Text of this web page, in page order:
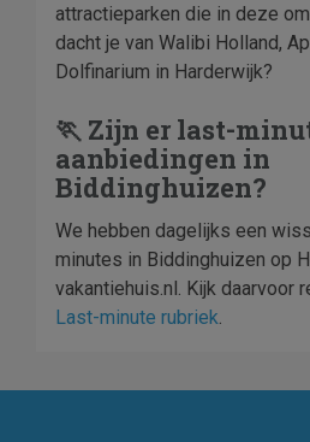
attractieparken die in deze
dacht je van Walibi Holland,
Dolfinarium in Harderwijk?
🏃 Zijn er last-
aanbiedingen in
Biddinghuizen?
We hebben dagelijks een
minutes in Biddinghuizen op
vakantiehuis.nl. Kijk daarvoor
Last-minute rubriek.